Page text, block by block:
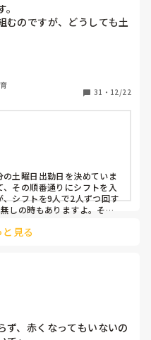
むのですが、どうしても土
いつも苦労しています。
務が始まると一日も土曜
限をかける
できる日を1日だけピッ
しければ自身で代わりの
ることを考えています。
31 ・ 12/22
土曜日出勤日を決めていま
その順番通りにシフトを入
シフトを9人で2人ずつ回す
しの時もありますよ。その
見る
ず、赤くなってもいないの